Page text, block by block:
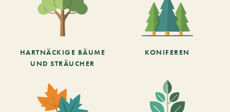
HARTNÄCKIGE BÄUME
UND STRÄUCHER
KONIFEREN